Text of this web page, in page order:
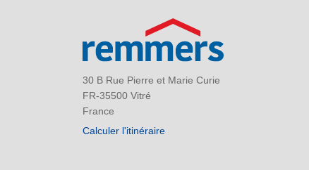
30 B Rue Pierre et Marie Curie
FR-35500 Vitré
France
Calculer l'itinéraire